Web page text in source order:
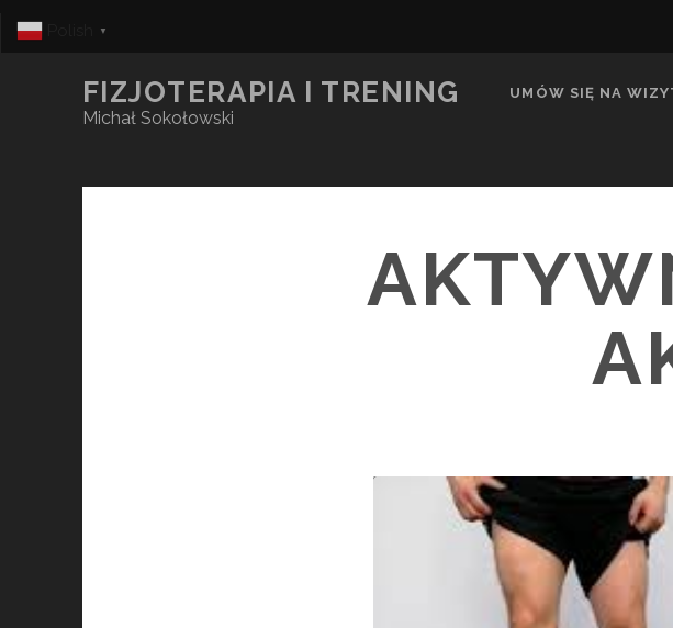
FIZJOTERAPIA I TRENING
Michał Sokołowski
UMÓW SIĘ NA
▼